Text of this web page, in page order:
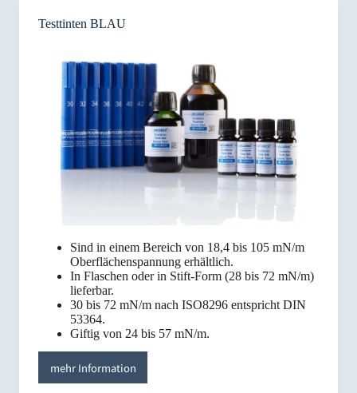
Testtinten BLAU
Sind in einem Bereich von 18,4 bis 105 mN/m
Oberflächenspannung erhältlich.
In Flaschen oder in Stift-Form (28 bis 72 mN/m)
lieferbar.
30 bis 72 mN/m nach ISO8296 entspricht DIN
53364.
Giftig von 24 bis 57 mN/m.
mehr Information